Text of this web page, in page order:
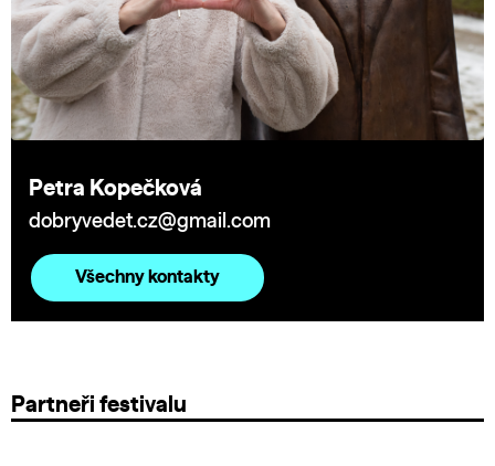
Petra Kopečková
dobryvedet.cz@gmail.com
Všechny kontakty
Partneři festivalu